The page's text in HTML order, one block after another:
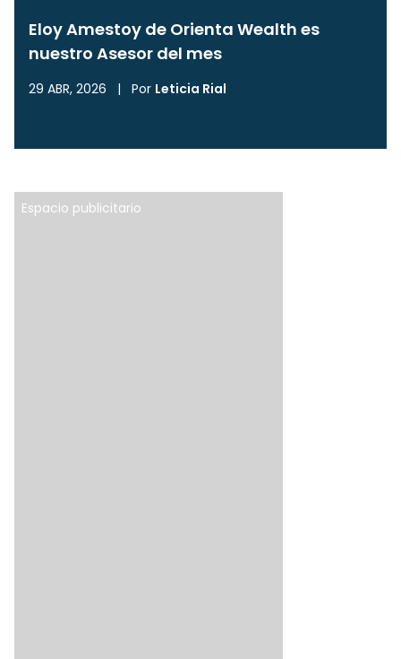
Eloy Amestoy de Orienta Wealth es
nuestro Asesor del mes
29 ABR, 2026 | Por Leticia Rial
Espacio publicitario